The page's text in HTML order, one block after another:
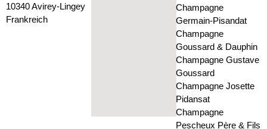
10340 Avirey-Lingey
Frankreich
Champagne
Germain-Pisandat
Champagne
Goussard & Dauphin
Champagne Gustave
Goussard
Champagne Josette
Pidansat
Champagne
Pescheux Père & Fils